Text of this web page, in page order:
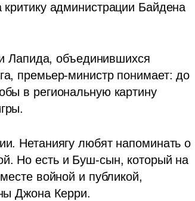
администрации Байдена
Лапида, объединившихся
премьер-министр понимает: до
в региональную картину
Нетаниягу любят напоминать о
Но есть и Буш-сын, который на
войной и публикой,
Джона Керри.